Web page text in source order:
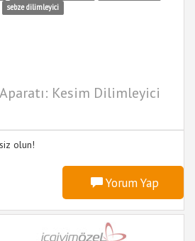
sebze dilimleyici
Kesim Dilimleyici
olun!
Yorum Yap